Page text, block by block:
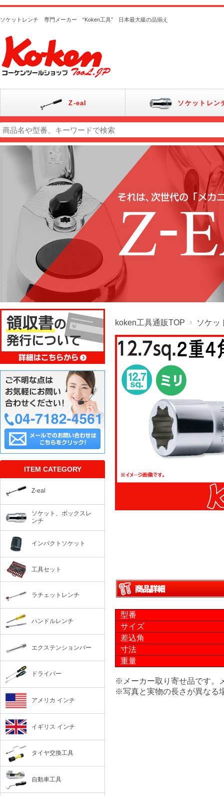
ソケットレンチ 専門メーカー “Koken工具” 日本最大級の品揃え
Z-eal ソケットレン
koken工具通販TOP ソケッ
型番
サイズ
差込角
寸法
重量
※メーカー取り寄せ品です。
※写真と実物の長さが異なる
ITEM CATEGORY
Z-eal
ソケット、ボックスレ
ンチ
インパクトソケット
工具セット
ラチェットレンチ
ハンドルレンチ
エクステンションバー
ドライバー
アメリカ インチ
イギリス インチ
タイヤ交換工具
自動車工具